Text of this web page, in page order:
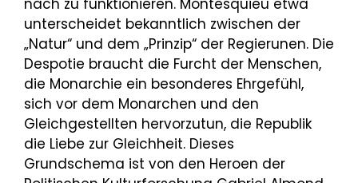
nach zu funktionieren. Montesquieu etwa
unterscheidet bekanntlich zwischen der
„Natur“ und dem „Prinzip“ der Regierunen. Die
Despotie braucht die Furcht der Menschen,
die Monarchie ein besonderes Ehrgefühl,
sich vor dem Monarchen und den
Gleichgestellten hervorzutun, die Republik
die Liebe zur Gleichheit. Dieses
Grundschema ist von den Heroen der